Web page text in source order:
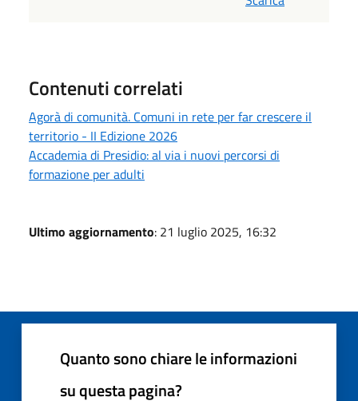
Contenuti correlati
Agorà di comunità. Comuni in rete per far crescere il
territorio - II Edizione 2026
Accademia di Presidio: al via i nuovi percorsi di
formazione per adulti
Ultimo aggiornamento: 21 luglio 2025, 16:32
Quanto sono chiare le informazioni
su questa pagina?